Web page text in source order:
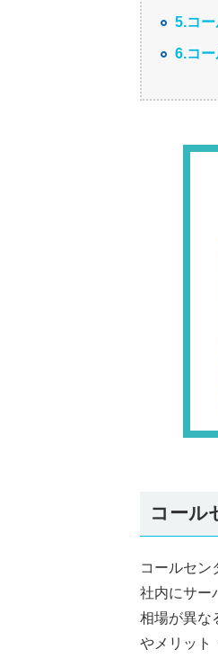
5.コー
6.コ
コール
コールセン
社内にサー
相場が異な
やメリット